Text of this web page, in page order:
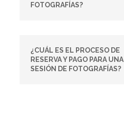
FOTOGRAFÍAS?
¿CUÁL ES EL PROCESO DE
RESERVA Y PAGO PARA UNA
SESIÓN DE FOTOGRAFÍAS?